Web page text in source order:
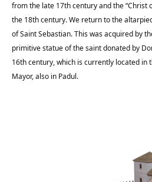
from the late 17th century and the “Christ
the 18th century. We return to the
of Saint Sebastian. This was acquired by
primitive statue of the saint donated by
16th century, which is currently located in
Mayor, also in Padul.